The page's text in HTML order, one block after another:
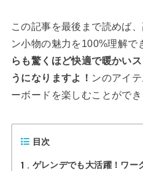
この記事を最後まで読めば
ン小物の魅力を100%理解で
らも驚くほど快適で暖かい
うになりますよ！ ンのアイ
ーボードを楽しむことができ
目次
1 ゲレンデでも大活躍！ワー